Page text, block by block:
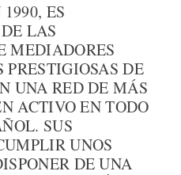
ES
LAS
MEDIADORES
DE
UNA RED DE MÁS
ACTIVO EN TODO
SUS
UNOS
DE UNA